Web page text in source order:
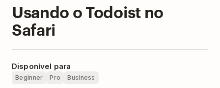
Usando o Todoist no
Safari
Disponível para
Beginner Pro Business